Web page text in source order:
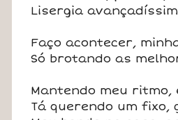
Lisergia
Faço acontecer,
Só brotando as
Mantendo meu ritmo,
Tá querendo um